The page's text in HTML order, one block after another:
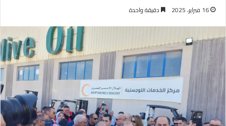
16 فبراير، 2025 دقيقة واحدة